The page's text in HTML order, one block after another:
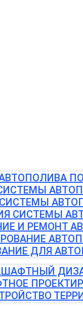
СИСТЕМЫ
И РЕМОНТ
ДЛЯ